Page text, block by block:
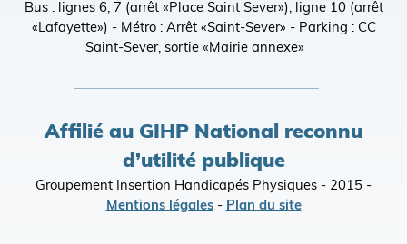
Bus : lignes 6, 7 (arrêt «Place Saint Sever»), ligne 10 (arrêt
«Lafayette») - Métro : Arrêt «Saint-Sever» - Parking : CC
Saint-Sever, sortie «Mairie annexe»
Affilié au GIHP National reconnu
d’utilité publique
Groupement Insertion Handicapés Physiques - 2015 -
Mentions légales- Plan du site